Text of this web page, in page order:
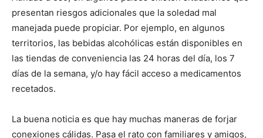
presentan riesgos adicionales que la soledad mal
manejada puede propiciar. Por ejemplo, en algunos
territorios, las bebidas alcohólicas están disponibles en
las tiendas de conveniencia las 24 horas del día, los 7
días de la semana, y/o hay fácil acceso a medicamentos
recetados.
La buena noticia es que hay muchas maneras de forjar
conexiones cálidas. Pasa el rato con familiares y amigos,